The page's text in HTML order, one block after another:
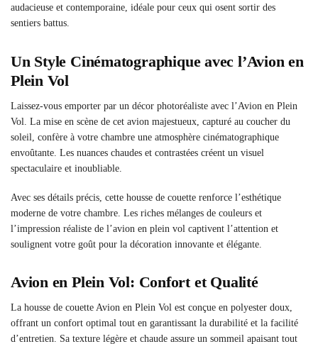
audacieuse et contemporaine, idéale pour ceux qui osent sortir des
sentiers battus.
Un Style Cinématographique avec l’Avion en
Plein Vol
Laissez-vous emporter par un décor photoréaliste avec l’Avion en Plein
Vol. La mise en scène de cet avion majestueux, capturé au coucher du
soleil, confère à votre chambre une atmosphère cinématographique
envoûtante. Les nuances chaudes et contrastées créent un visuel
spectaculaire et inoubliable.
Avec ses détails précis, cette housse de couette renforce l’esthétique
moderne de votre chambre. Les riches mélanges de couleurs et
l’impression réaliste de l’avion en plein vol captivent l’attention et
soulignent votre goût pour la décoration innovante et élégante.
Avion en Plein Vol: Confort et Qualité
La housse de couette Avion en Plein Vol est conçue en polyester doux,
offrant un confort optimal tout en garantissant la durabilité et la facilité
d’entretien. Sa texture légère et chaude assure un sommeil apaisant tout